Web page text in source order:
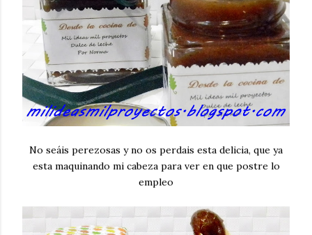
No seáis perezosas y no os perdais esta delicia, que ya
esta maquinando mi cabeza para ver en que postre lo
empleo